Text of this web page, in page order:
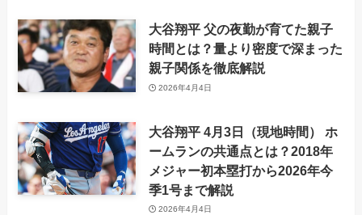
大谷翔平 父の夜勤が育てた親子
時間とは？量より密度で深まった
親子関係を徹底解説
2026年4月4日
大谷翔平 4月3日（現地時間） ホ
ームランの共通点とは？2018年
メジャー初本塁打から2026年今
季1号まで解説
2026年4月4日